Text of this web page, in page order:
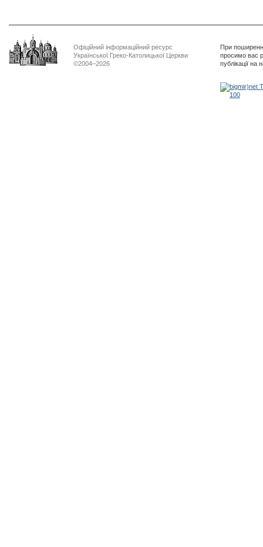
Офіційний інформаційний ресурс
Української Греко-Католицької Церкви
©2004–2026
При
просимо вас
публікації на